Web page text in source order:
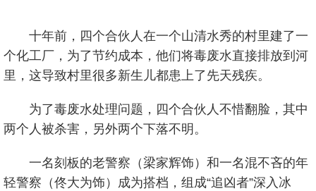
十年前，四个合伙人在一个山清水秀的村里建了一
个化工厂，为了节约成本，他们将毒废水直接排放到河
里，这导致村里很多新生儿都患上了先天残疾。
为了毒废水处理问题，四个合伙人不惜翻脸，其中
两个人被杀害，另外两个下落不明。
一名刻板的老警察（梁家辉饰）和一名混不吝的年
轻警察（佟大为饰）成为搭档，组成“追凶者”深入冰